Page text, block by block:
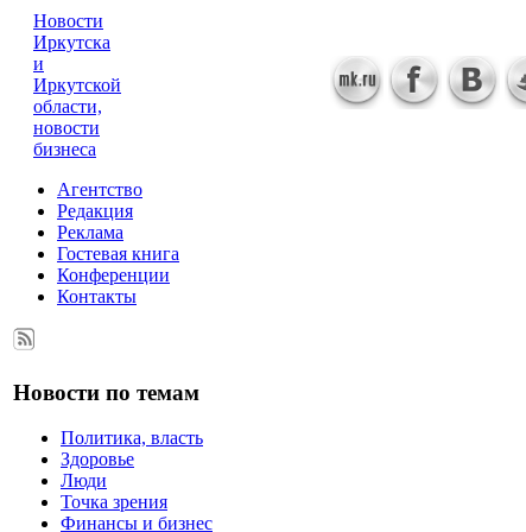
Новости
Иркутска
и
Иркутской
области,
новости
бизнеса
Агентство
Редакция
Реклама
Гостевая книга
Конференции
Контакты
Новости по темам
Политика, власть
Здоровье
Люди
Точка зрения
Финансы и бизнес